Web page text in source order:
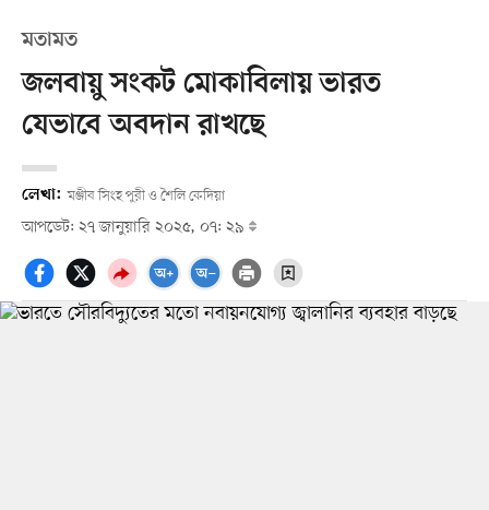
মতামত
জলবায়ু সংকট মোকাবিলায় ভারত
যেভাবে অবদান রাখছে
লেখা: মঞ্জীব সিংহ পুরী ও শৈলি কেদিয়া
আপডেট: ২৭ জানুয়ারি ২০২৫, ০৭: ২৯